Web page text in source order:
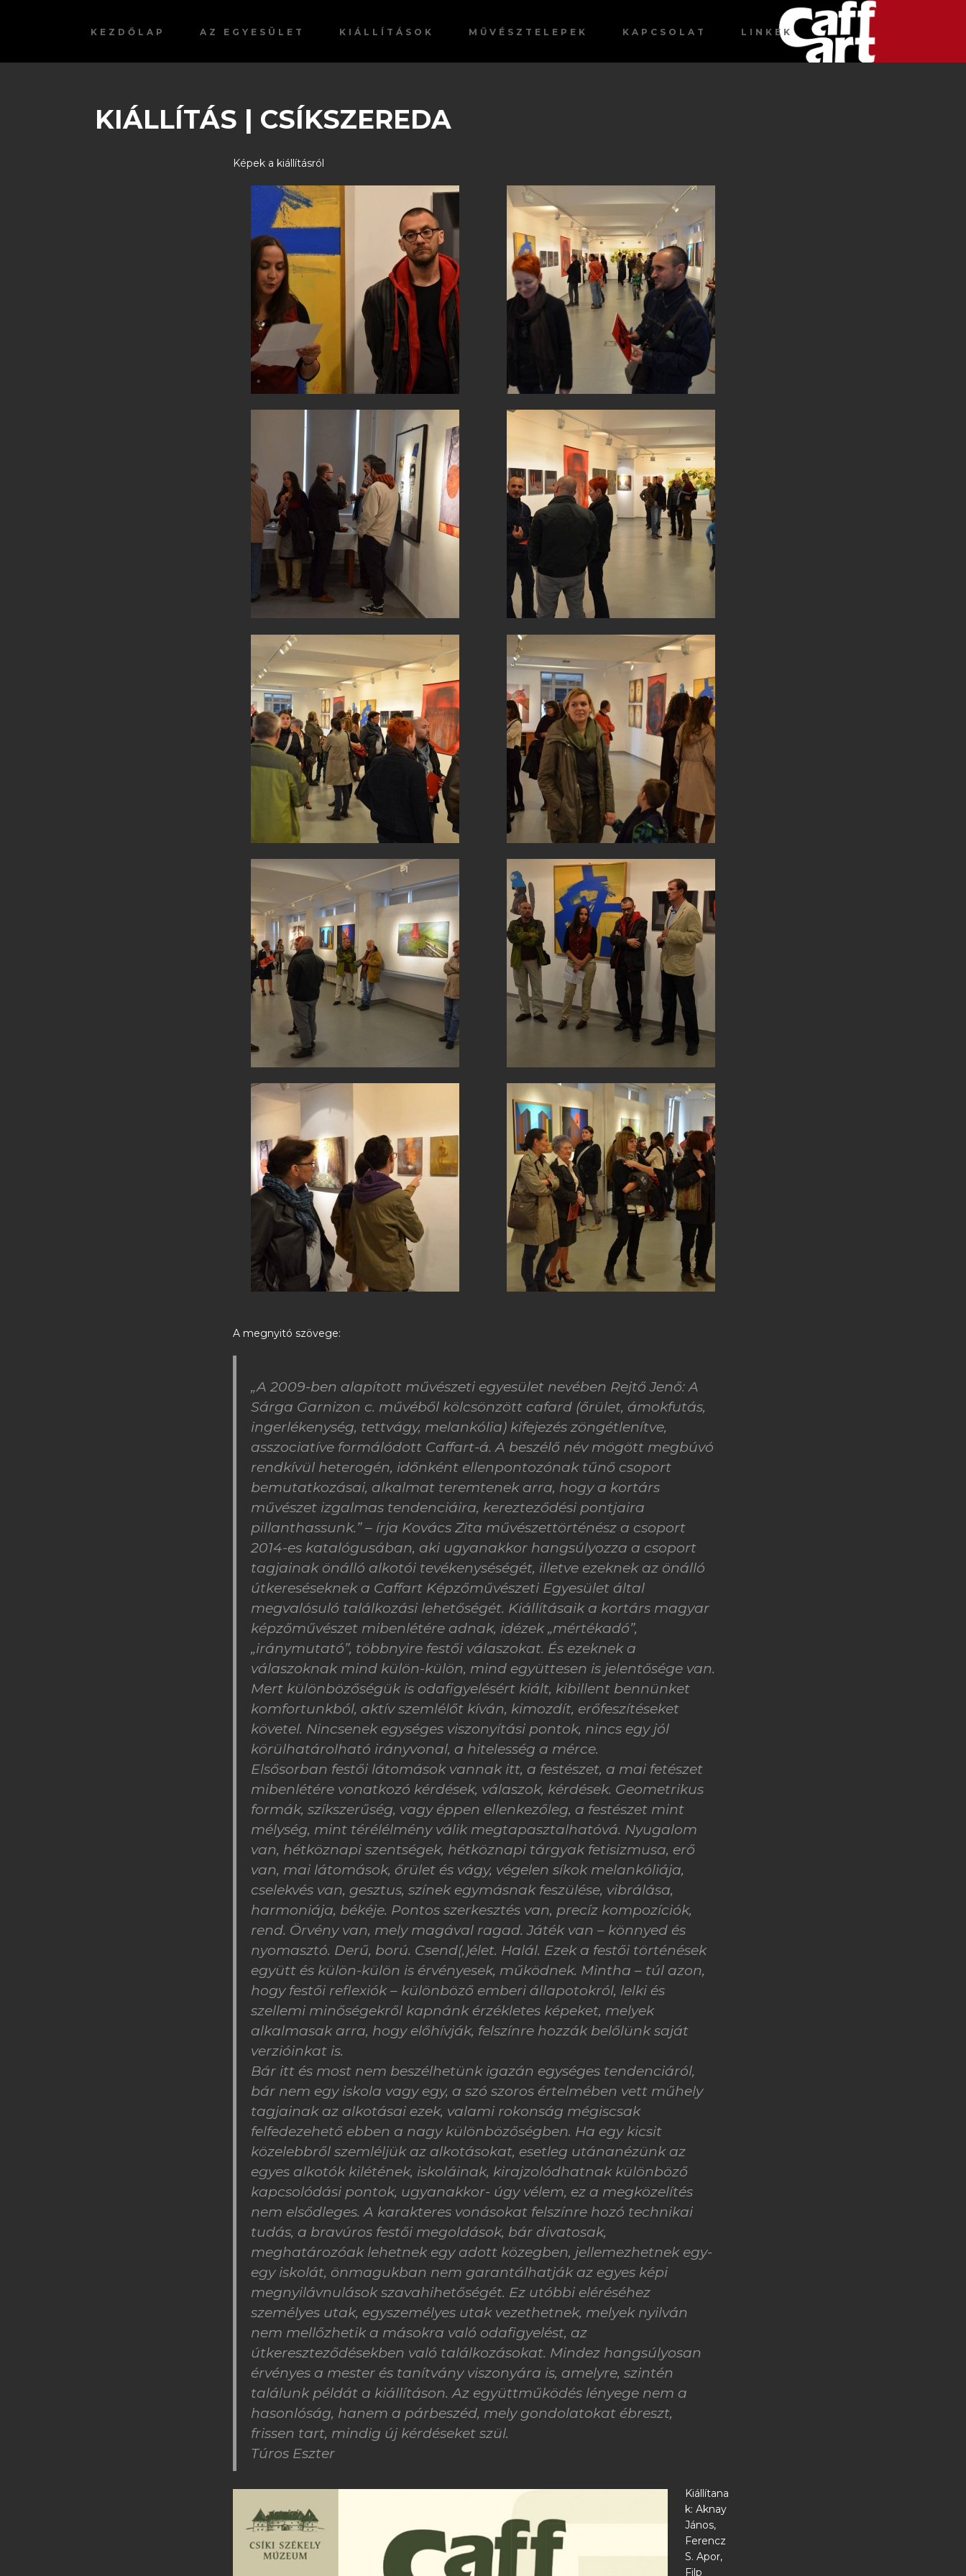
KEZDŐLAP AZ EGYESÜLET KIÁLLÍTÁSOK MŰVÉSZTELEPEK KAPCSOLAT LINKEK
KIÁLLÍTÁS | CSÍKSZEREDA
Képek a kiállításról
A megnyitó szövege:
„A 2009-ben alapított művészeti egyesület nevében Rejtő Jenő: A
Sárga Garnizon c. művéből kölcsönzött cafard (őrület, ámokfutás,
ingerlékenység, tettvágy, melankólia) kifejezés zöngétlenítve,
asszociatíve formálódott Caffart-á. A beszélő név mögött megbúvó
rendkívül heterogén, időnként ellenpontozónak tűnő csoport
bemutatkozásai, alkalmat teremtenek arra, hogy a kortárs
művészet izgalmas tendenciáira, kerezteződési pontjaira
pillanthassunk.” – írja Kovács Zita művészettörténész a csoport
2014-es katalógusában, aki ugyanakkor hangsúlyozza a csoport
tagjainak önálló alkotói tevékenyséségét, illetve ezeknek az önálló
útkereséseknek a Caffart Képzőművészeti Egyesület által
megvalósuló találkozási lehetőségét. Kiállításaik a kortárs magyar
képzőművészet mibenlétére adnak, idézek „mértékadó”,
„iránymutató”, többnyire festői válaszokat. És ezeknek a
válaszoknak mind külön-külön, mind együttesen is jelentősége van.
Mert különbözőségük is odafigyelésért kiált, kibillent bennünket
komfortunkból, aktív szemlélőt kíván, kimozdít, erőfeszítéseket
követel. Nincsenek egységes viszonyítási pontok, nincs egy jól
körülhatárolható irányvonal, a hitelesség a mérce.
Elsősorban festői látomások vannak itt, a festészet, a mai fetészet
mibenlétére vonatkozó kérdések, válaszok, kérdések. Geometrikus
formák, szíkszerűség, vagy éppen ellenkezőleg, a festészet mint
mélység, mint térélélmény válik megtapasztalhatóvá. Nyugalom
van, hétköznapi szentségek, hétköznapi tárgyak fetisizmusa, erő
van, mai látomások, őrület és vágy, végelen síkok melankóliája,
cselekvés van, gesztus, színek egymásnak feszülése, vibrálása,
harmoniája, békéje. Pontos szerkesztés van, precíz kompozíciók,
rend. Örvény van, mely magával ragad. Játék van – könnyed és
nyomasztó. Derű, ború. Csend(,)élet. Halál. Ezek a festői történések
együtt és külön-külön is érvényesek, működnek. Mintha – túl azon,
hogy festői reflexiók – különböző emberi állapotokról, lelki és
szellemi minőségekről kapnánk érzékletes képeket, melyek
alkalmasak arra, hogy előhívják, felszínre hozzák belőlünk saját
verzióinkat is.
Bár itt és most nem beszélhetünk igazán egységes tendenciáról,
bár nem egy iskola vagy egy, a szó szoros értelmében vett műhely
tagjainak az alkotásai ezek, valami rokonság mégiscsak
felfedezehető ebben a nagy különbözőségben. Ha egy kicsit
közelebbről szemléljük az alkotásokat, esetleg utánanézünk az
egyes alkotók kilétének, iskoláinak, kirajzolódhatnak különböző
kapcsolódási pontok, ugyanakkor- úgy vélem, ez a megközelítés
nem elsődleges. A karakteres vonásokat felszínre hozó technikai
tudás, a bravúros festői megoldások, bár divatosak,
meghatározóak lehetnek egy adott közegben, jellemezhetnek egy-
egy iskolát, önmagukban nem garantálhatják az egyes képi
megnyilávnulások szavahihetőségét. Ez utóbbi eléréséhez
személyes utak, egyszemélyes utak vezethetnek, melyek nyilván
nem mellőzhetik a másokra való odafigyelést, az
útkereszteződésekben való találkozásokat. Mindez hangsúlyosan
érvényes a mester és tanítvány viszonyára is, amelyre, szintén
találunk példát a kiállításon. Az együttműködés lényege nem a
hasonlóság, hanem a párbeszéd, mely gondolatokat ébreszt,
frissen tart, mindig új kérdéseket szül.
Túros Eszter
Kiállítana
k: Aknay
János,
Ferencz
S. Apor,
Filp